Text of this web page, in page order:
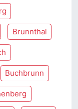
Brunnthal
Buchbrunn